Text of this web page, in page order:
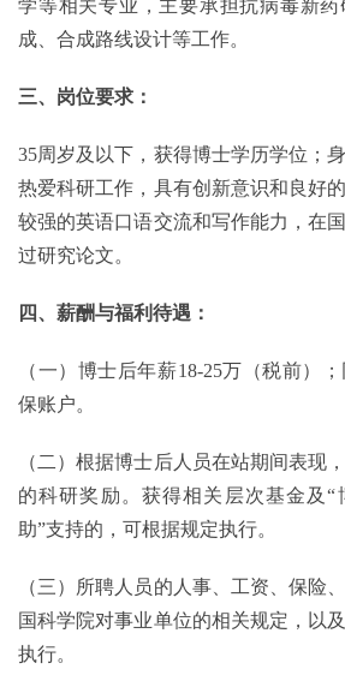
学等相关专业，主要承担抗病毒新
成、合成路线设计等工作。
三、岗位要求：
35周岁及以下，获得博士学历学位；
热爱科研工作，具有创新意识和良好
较强的英语口语交流和写作能力，在
过研究论文。
四、薪酬与福利待遇：
（一）博士后年薪18-25万（税前）
保账户。
（二）根据博士后人员在站期间表现
的科研奖励。获得相关层次基金及“
助”支持的，可根据规定执行。
（三）所聘人员的人事、工资、保险
国科学院对事业单位的相关规定，以
执行。